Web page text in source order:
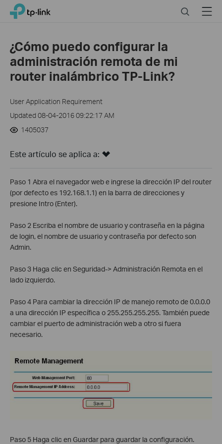
Click
navigation
TP-Link, Reliably Smart SearchMenu
¿Cómo puedo configurar la
administración remota de mi
router inalámbrico TP-Link?
User Application Requirement
Updated 08-04-2016 09:22:17 AM
1405037
Este artículo se aplica a:
Paso 1 Abra el navegador web e ingrese la dirección IP del router
(por defecto es 192.168.1.1) en la barra de direcciones y
presione Intro (Enter).
Paso 2 Escriba el nombre de usuario y contraseña en la página
de login, el nombre de usuario y contraseña por defecto son
Admin.
Paso 3 Haga clic en Seguridad-> Administración Remota en el
lado izquierdo.
Paso 4 Para cambiar la dirección IP de manejo remoto de 0.0.0.0
a una dirección IP específica o 255.255.255.255. También puede
cambiar el puerto de administración web a otro si fuera
necesario.
Paso 5 Haga clic en Guardar para guardar la configuración.